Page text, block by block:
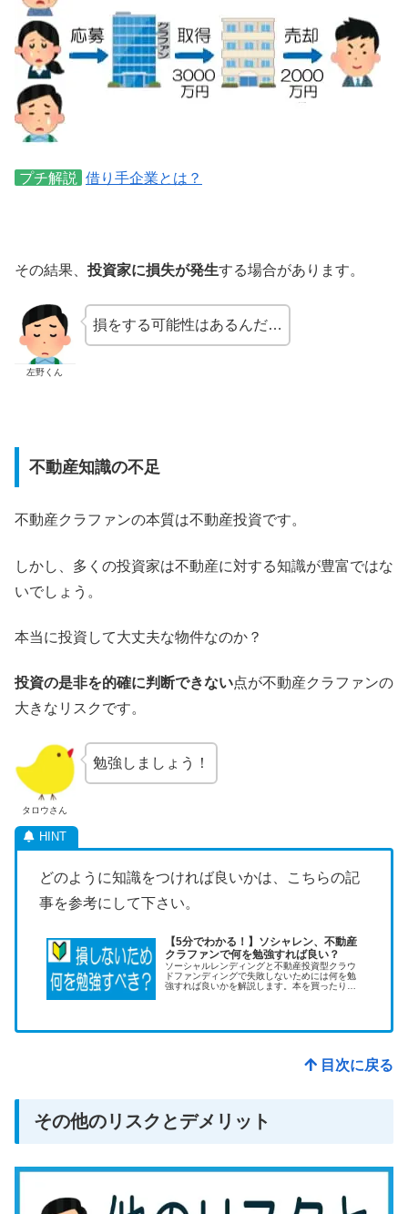
プチ解説 借り手企業とは？
その結果、 投資家に損失が発生する場合があります。
左野くん
損をする可能性はあるんだ…
不動産知識の不足
不動産クラファンの本質は不動産投資です。
しかし、多くの投資家は不動産に対する知識が豊富ではな
いでしょう。
本当に投資して大丈夫な物件なのか？
投資の是非を的確に判断できない点が不動産クラファンの
大きなリスクです。
タロウさん
勉強しましょう！
どのように知識をつければ良いかは、こちらの記
事を参考にして下さい。
【5分でわかる！】ソシャレン、不動産
クラファンで何を勉強すれば良い？
ソーシャルレンディングと不動産投資型クラウ
ドファンディングで失敗しないためには何を勉
強すれば良いかを解説します。本を買ったりセ
目次に戻る
その他のリスクとデメリット